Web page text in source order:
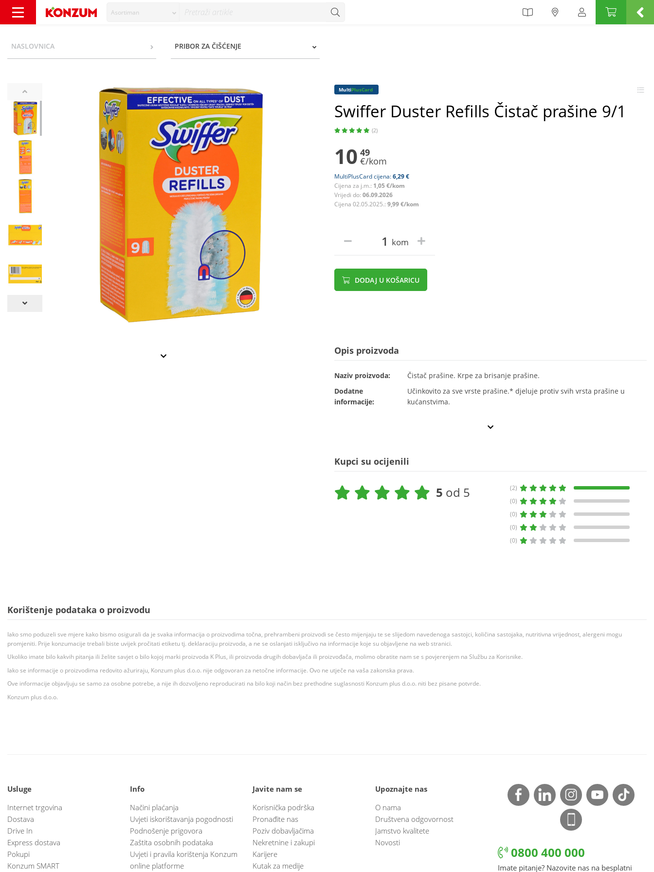
Asortiman
NASLOVNICA PRIBOR ZA ČIŠĆENJE
MultiPlusCard
Swiffer Duster Refills Čistač prašine 9/1
(2)
10 49
€/kom
MultiPlusCard cijena:6,29 €
Cijena za j.m.: 1,05 €/kom
Vrijedi do: 06.09.2026
Cijena 02.05.2025.: 9,99 €/kom
kom
DODAJ U KOŠARICU
Opis proizvoda
Naziv proizvoda:
Čistač prašine. Krpe za brisanje prašine.
Dodatne
informacije:
Učinkovito za sve vrste prašine.* djeluje protiv svih vrsta prašine u
kućanstvima.
Kupci su ocijenili
5 od 5
(2)
(0)
(0)
(0)
(0)
Korištenje podataka o proizvodu
Iako smo poduzeli sve mjere kako bismo osigurali da je svaka informacija o proizvodima točna, prehrambeni proizvodi se često mijenjaju te se slijedom navedenoga sastojci, količina sastojaka, nutritivna vrijednost, alergeni mogu
promjeniti. Prije konzumacije trebali biste uvijek pročitati etiketu tj. deklaraciju proizvoda, a ne se oslanjati isključivo na informacije koje su objavljene na web stranici.
Ukoliko imate bilo kakvih pitanja ili želite savjet o bilo kojoj marki proizvoda K Plus, ili proizvoda drugih dobavljača ili proizvođača, molimo obratite nam se s povjerenjem na Službu za Korisnike.
Iako se informacije o proizvodima redovito ažuriraju, Konzum plus d.o.o. nije odgovoran za netočne informacije. Ovo ne utječe na vaša zakonska prava.
Ove informacije objavljuju se samo za osobne potrebe, a nije ih dozvoljeno reproducirati na bilo koji način bez prethodne suglasnosti Konzum plus d.o.o. niti bez pisane potvrde.
Konzum plus d.o.o.
Usluge
Internet trgovina
Dostava
Drive In
Express dostava
Pokupi
Konzum SMART
Info
Načini plaćanja
Uvjeti iskorištavanja pogodnosti
Podnošenje prigovora
Zaštita osobnih podataka
Uvjeti i pravila korištenja Konzum
online platforme
Javite nam se
Korisnička podrška
Pronađite nas
Poziv dobavljačima
Nekretnine i zakupi
Karijere
Kutak za medije
Upoznajte nas
O nama
Društvena odgovornost
Jamstvo kvalitete
Novosti
0800 400 000
Imate pitanje? Nazovite nas na besplatni